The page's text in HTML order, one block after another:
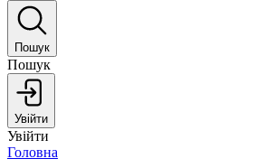
Пошук
Пошук
Увійти
Увійти
Головна